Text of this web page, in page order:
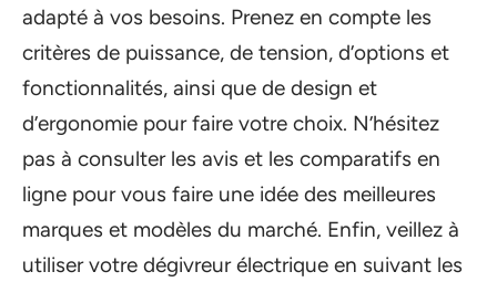
adapté à vos besoins. Prenez en compte les
critères de puissance, de tension, d’options et
fonctionnalités, ainsi que de design et
d’ergonomie pour faire votre choix. N’hésitez
pas à consulter les avis et les comparatifs en
ligne pour vous faire une idée des meilleures
marques et modèles du marché. Enfin, veillez à
utiliser votre dégivreur électrique en suivant les